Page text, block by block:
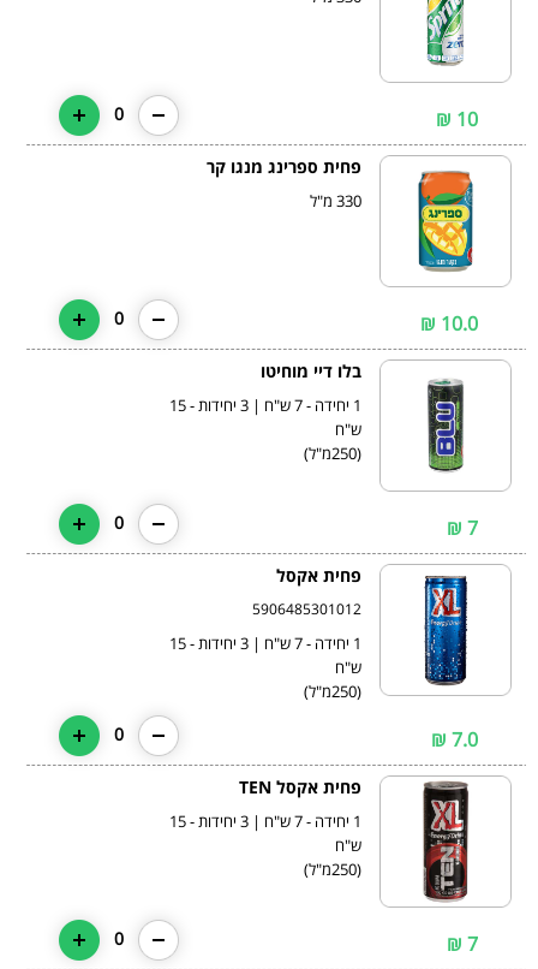
10 ₪
0
פחית ספרינג מנגו קר
330 מ"ל
10.0 ₪
0
בלו דיי מוחיטו
1 יחידה - 7 ש"ח | 3 יחידות - 15
(250מ"ל)
7 ₪
0
פחית אקסל
5906485301012
1 יחידה - 7 ש"ח | 3 יחידות - 15
(250מ"ל)
7.0 ₪
0
פחית אקסל TEN
1 יחידה - 7 ש"ח | 3 יחידות - 15
(250מ"ל)
7 ₪
0